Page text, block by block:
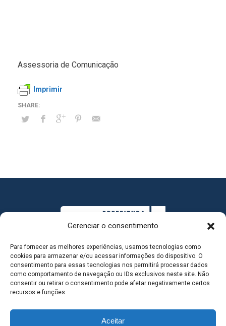
Gerenciar o consentimento
Para fornecer as melhores experiências, usamos tecnologias como
cookies para armazenar e/ou acessar informações do dispositivo. O
consentimento para essas tecnologias nos permitirá processar dados
como comportamento de navegação ou IDs exclusivos neste site. Não
consentir ou retirar o consentimento pode afetar negativamente certos
recursos e funções.
Aceitar
Assessoria de Comunicação
Imprimir
MAPA DO SITE